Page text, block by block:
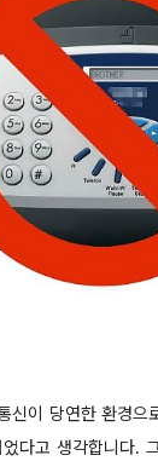
신이 당연한 환경으
다고 생각합니다.